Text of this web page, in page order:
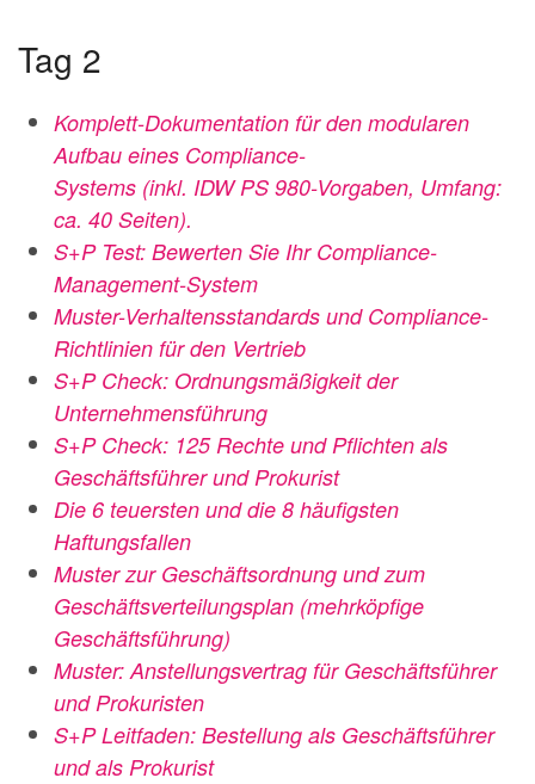
Tag 2
Komplett-Dokumentation für den modularen
Aufbau eines Compliance-
Systems (inkl. IDW PS 980-Vorgaben, Umfang:
ca. 40 Seiten).
S+P Test: Bewerten Sie Ihr Compliance-
Management-System
Muster-Verhaltensstandards und Compliance-
Richtlinien für den Vertrieb
S+P Check: Ordnungsmäßigkeit der
Unternehmensführung
S+P Check: 125 Rechte und Pflichten als
Geschäftsführer und Prokurist
Die 6 teuersten und die 8 häufigsten
Haftungsfallen
Muster zur Geschäftsordnung und zum
Geschäftsverteilungsplan (mehrköpfige
Geschäftsführung)
Muster: Anstellungsvertrag für Geschäftsführer
und Prokuristen
S+P Leitfaden: Bestellung als Geschäftsführer
und als Prokurist